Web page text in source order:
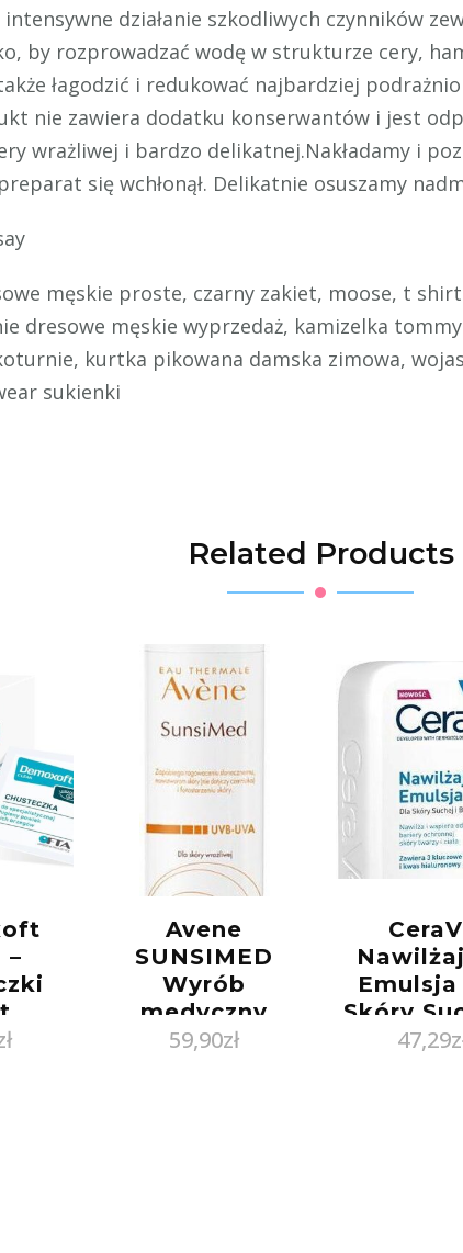
intensywne działanie szkodliwych czynników
by rozprowadzać wodę w strukturze cery,
łagodzić i redukować najbardziej
nie zawiera dodatku konserwantów i jest
wrażliwej i bardzo delikatnej.Nakładamy i
się wchłonął. Delikatnie osuszamy
męskie proste, czarny zakiet, moose, t
dresowe męskie wyprzedaż, kamizelka
kurtka pikowana damska zimowa,
sukienki
Related Products
–
Avene
SUNSIMED
Wyrób
medyczny
80ml
59,90zł
Emulsja
Skóry
Bardzo
47,29